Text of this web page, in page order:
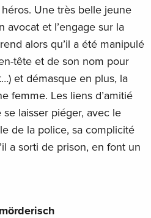
Une très belle jeune
avocat et l’engage sur la
alors qu’il a été manipulé
tête et de son nom pour
et démasque en plus, la
femme. Les liens d’amitié
laisser piéger, avec le
de la police, sa complicité
a sorti de prison, en font un